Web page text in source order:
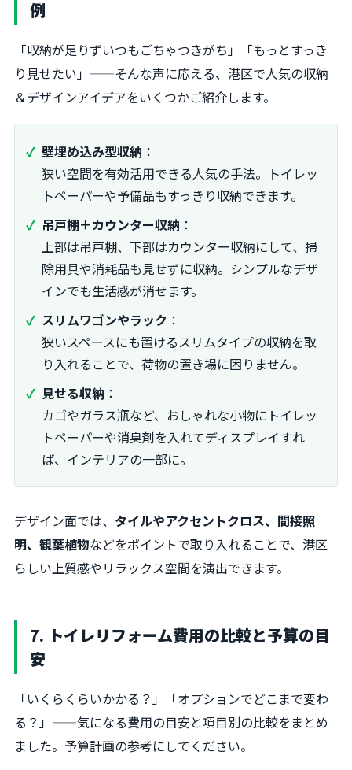
例
「収納が足りずいつもごちゃつきがち」「もっとすっき
り見せたい」——そんな声に応える、港区で人気の収納
＆デザインアイデアをいくつかご紹介します。
壁埋め込み型収納 ：
狭い空間を有効活用できる人気の手法。トイレッ
トペーパーや予備品もすっきり収納できます。
吊戸棚＋カウンター収納 ：
上部は吊戸棚、下部はカウンター収納にして、掃
除用具や消耗品も見せずに収納。シンプルなデザ
インでも生活感が消せます。
スリムワゴンやラック ：
狭いスペースにも置けるスリムタイプの収納を取
り入れることで、荷物の置き場に困りません。
見せる収納 ：
カゴやガラス瓶など、おしゃれな小物にトイレッ
トペーパーや消臭剤を入れてディスプレイすれ
ば、インテリアの一部に。
デザイン面では、 タイルやアクセントクロス、間接照
明、観葉植物などをポイントで取り入れることで、港区
らしい上質感やリラックス空間を演出できます。
7. トイレリフォーム費用の比較と予算の目
安
「いくらくらいかかる？」「オプションでどこまで変わ
る？」——気になる費用の目安と項目別の比較をまとめ
ました。予算計画の参考にしてください。